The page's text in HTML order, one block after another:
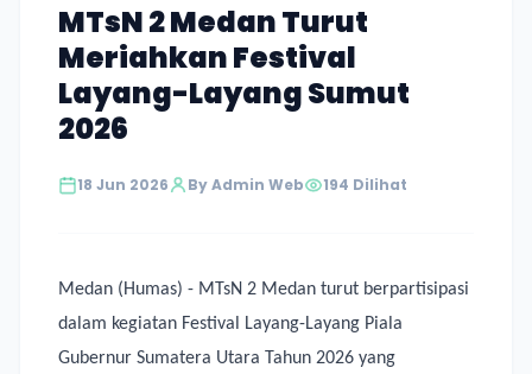
MTsN 2 Medan Turut
Meriahkan Festival
Layang-Layang Sumut
2026
18 Jun 2026 By Admin Web 194 Dilihat
Medan (Humas) - MTsN 2 Medan turut berpartisipasi
dalam kegiatan Festival Layang-Layang Piala
Gubernur Sumatera Utara Tahun 2026 yang